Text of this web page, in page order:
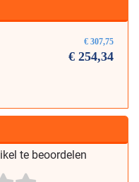
€ 307,75
€ 254,34
te beoordelen